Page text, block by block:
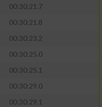
00:30:21.7
00:30:21.8
00:30:23.2
00:30:25.0
00:30:25.1
00:30:29.0
00:30:29.1